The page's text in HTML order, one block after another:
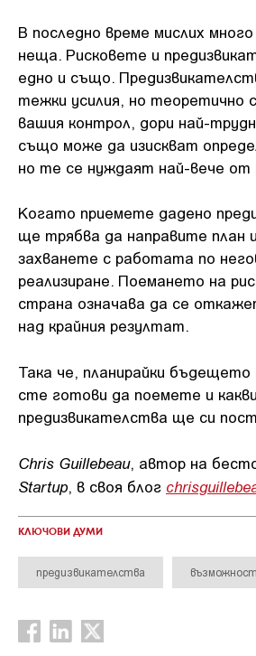
В последно време мислих
неща. Рисковете и
едно и също.
тежки усилия, но теоретично
вашия контрол, дори най-
също може да изискват
но те се нуждаят най-вече от
Когато приемете дадено
ще трябва да направите план
захванете с работата по
реализиране. Поемането на
страна означава да се
над крайния резултат.
Така че, планирайки бъдещето
сте готови да поемете и какви
предизвикателства ще си
Chris Guillebeau, автор на
Startup, в своя блог
КЛЮЧОВИ ДУМИ
предизвикателства